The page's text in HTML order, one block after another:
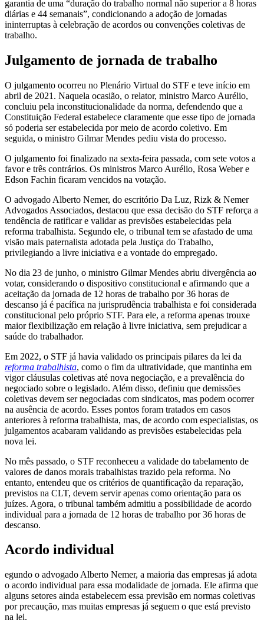
garantia de uma “duração do trabalho normal não superior a 8 horas
diárias e 44 semanais”, condicionando a adoção de jornadas
ininterruptas à celebração de acordos ou convenções coletivas de
trabalho.
Julgamento de jornada de trabalho
O julgamento ocorreu no Plenário Virtual do STF e teve início em
abril de 2021. Naquela ocasião, o relator, ministro Marco Aurélio,
concluiu pela inconstitucionalidade da norma, defendendo que a
Constituição Federal estabelece claramente que esse tipo de jornada
só poderia ser estabelecida por meio de acordo coletivo. Em
seguida, o ministro Gilmar Mendes pediu vista do processo.
O julgamento foi finalizado na sexta-feira passada, com sete votos a
favor e três contrários. Os ministros Marco Aurélio, Rosa Weber e
Edson Fachin ficaram vencidos na votação.
O advogado Alberto Nemer, do escritório Da Luz, Rizk & Nemer
Advogados Associados, destacou que essa decisão do STF reforça a
tendência de ratificar e validar as previsões estabelecidas pela
reforma trabalhista. Segundo ele, o tribunal tem se afastado de uma
visão mais paternalista adotada pela Justiça do Trabalho,
privilegiando a livre iniciativa e a vontade do empregado.
No dia 23 de junho, o ministro Gilmar Mendes abriu divergência ao
votar, considerando o dispositivo constitucional e afirmando que a
aceitação da jornada de 12 horas de trabalho por 36 horas de
descanso já é pacífica na jurisprudência trabalhista e foi considerada
constitucional pelo próprio STF. Para ele, a reforma apenas trouxe
maior flexibilização em relação à livre iniciativa, sem prejudicar a
saúde do trabalhador.
Em 2022, o STF já havia validado os principais pilares da lei da
reforma trabalhista, como o fim da ultratividade, que mantinha em
vigor cláusulas coletivas até nova negociação, e a prevalência do
negociado sobre o legislado. Além disso, definiu que demissões
coletivas devem ser negociadas com sindicatos, mas podem ocorrer
na ausência de acordo. Esses pontos foram tratados em casos
anteriores à reforma trabalhista, mas, de acordo com especialistas, os
julgamentos acabaram validando as previsões estabelecidas pela
nova lei.
No mês passado, o STF reconheceu a validade do tabelamento de
valores de danos morais trabalhistas trazido pela reforma. No
entanto, entendeu que os critérios de quantificação da reparação,
previstos na CLT, devem servir apenas como orientação para os
juízes. Agora, o tribunal também admitiu a possibilidade de acordo
individual para a jornada de 12 horas de trabalho por 36 horas de
descanso.
Acordo individual
egundo o advogado Alberto Nemer, a maioria das empresas já adota
o acordo individual para essa modalidade de jornada. Ele afirma que
alguns setores ainda estabelecem essa previsão em normas coletivas
por precaução, mas muitas empresas já seguem o que está previsto
na lei.